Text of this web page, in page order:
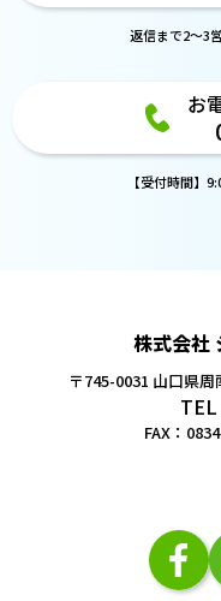
返信まで2～3
お
【受付時間】
株式会社
〒745-0031 山口県
FAX：